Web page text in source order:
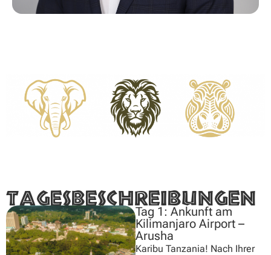
TAGESBESCHREIBUNGEN
Tag 1: Ankunft am
Kilimanjaro Airport –
Arusha
Karibu Tanzania! Nach Ihrer